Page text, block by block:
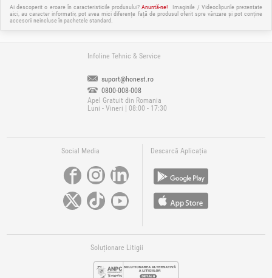
Ai descoperit o eroare în caracteristicile produsului?Anuntă-ne!
Imaginile / Videoclipurile prezentate
aici, au caracter informativ, pot avea mici diferențe față de produsul oferit spre vânzare și pot conține
accesorii neincluse în pachetele standard.
Infoline Tehnic & Service
suport@honest.ro
0800-008-008
Apel Gratuit din Romania
Luni - Vineri | 08:00 - 17:30
Social Media Descarcă Aplicația
Soluționare Litigii